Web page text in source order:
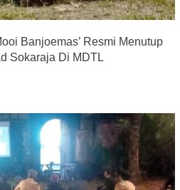
Banjoemas’ Resmi Menutup
Sokaraja Di MDTL